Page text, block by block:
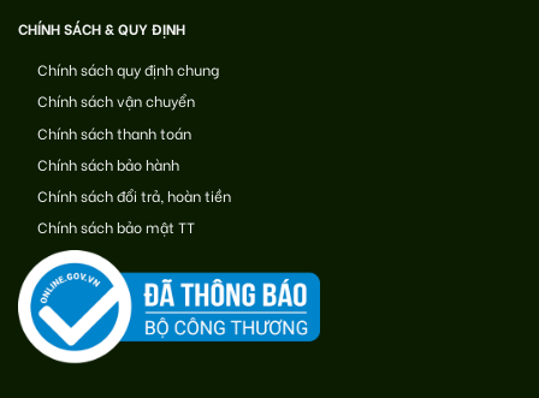
CHÍNH SÁCH & QUY ĐỊNH
Chính sách quy định chung
Chính sách vận chuyển
Chính sách thanh toán
Chính sách bảo hành
Chính sách đổi trả, hoàn tiền
Chính sách bảo mật TT